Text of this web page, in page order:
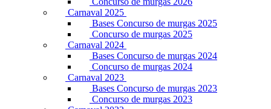
Carnaval 2025
Bases Concurso de murgas 2025
Concurso de murgas 2025
Carnaval 2024
Bases Concurso de murgas 2024
Concurso de murgas 2024
Carnaval 2023
Bases Concurso de murgas 2023
Concurso de murgas 2023